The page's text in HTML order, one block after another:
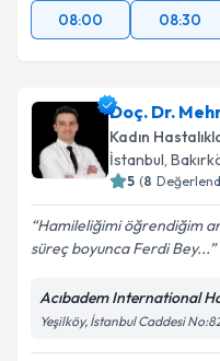
08:00 08:30
Doç. Dr.
Kadın
İstanbul,
5 (8
Hamileliğimi öğrendiğim
süreç boyunca Ferdi Bey...
Acıbadem International
Yeşilköy, İstanbul Caddesi